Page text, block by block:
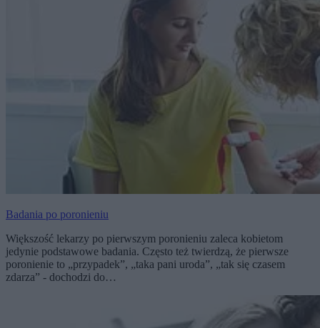
Badania po poronieniu
Większość lekarzy po pierwszym poronieniu zaleca kobietom
jedynie podstawowe badania. Często też twierdzą, że pierwsze
poronienie to „przypadek”, „taka pani uroda”, „tak się czasem
zdarza” - dochodzi do…